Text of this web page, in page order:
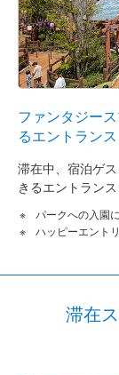
ファンタジー
るエントランス
滞在中、宿泊ゲ
きるエントラン
パークへの入園
ハッピーエント
滞在